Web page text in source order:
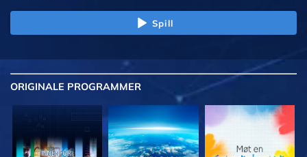
Spill
ORIGINALE PROGRAMMER